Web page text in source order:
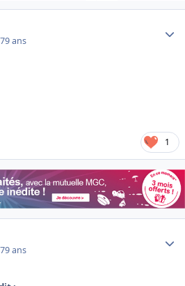
9 ans
1
9 ans